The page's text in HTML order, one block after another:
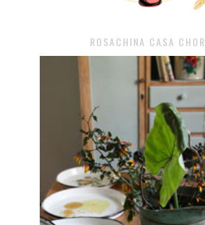
ROSACHINA CASA